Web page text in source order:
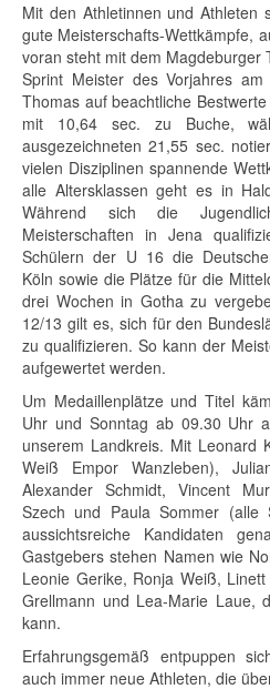
Mit den Athletinnen und
gute Meisterschafts-Wettkämpfe,
voran steht mit dem Magdeburger
Sprint Meister des Vorjahres
Thomas auf beachtliche
mit 10,64 sec. zu Buche,
ausgezeichneten 21,55 sec.
vielen Disziplinen spannende
alle Altersklassen geht es in
Während sich die
Meisterschaften in Jena
Schülern der U 16 die
Köln sowie die Plätze für die
drei Wochen in Gotha zu
12/13 gilt es, sich für den
zu qualifizieren. So kann der
aufgewertet werden.
Um Medaillenplätze und Titel
Uhr und Sonntag ab 09.30 Uhr
unserem Landkreis. Mit Leonard
Weiß Empor Wanzleben),
Alexander Schmidt, Vincent
Szech und Paula Sommer (alle
aussichtsreiche Kandidaten
Gastgebers stehen Namen wie
Leonie Gerike, Ronja Weiß,
Grellmann und Lea-Marie Laue,
kann.
Erfahrungsgemäß entpuppen
auch immer neue Athleten, die